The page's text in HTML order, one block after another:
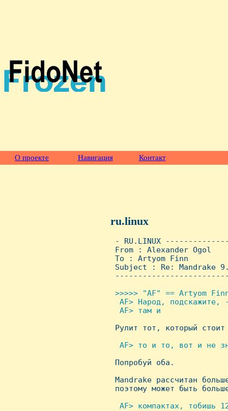
О проекте Навигация Контакт
ru.linux
- RU.LINUX
From : Alexander
To : Artyom Finn
Subject : Re: Mandrake
>>>>> "AF" == Artyom
AF> Hаpод, подскажите,
  AF> там и
Рулит тот, который
AF> то и то, вот и не
Попробуй оба.
Mandrake рассчитан
поэтому может быть
AF> компактах, тобишь